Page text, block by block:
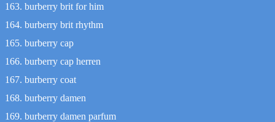
burberry brit for him
burberry brit rhythm
burberry cap
burberry cap herren
burberry coat
burberry damen
burberry damen parfum